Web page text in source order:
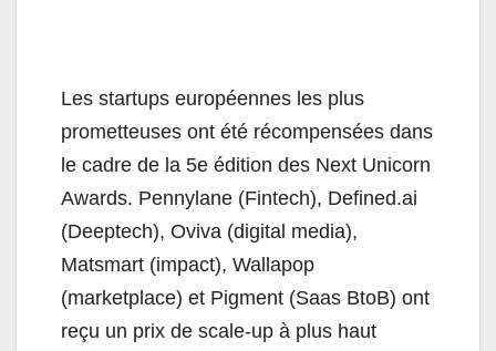
Les startups européennes les plus
prometteuses ont été récompensées dans
le cadre de la 5e édition des Next Unicorn
Awards. Pennylane (Fintech), Defined.ai
(Deeptech), Oviva (digital media),
Matsmart (impact), Wallapop
(marketplace) et Pigment (Saas BtoB) ont
reçu un prix de scale-up à plus haut